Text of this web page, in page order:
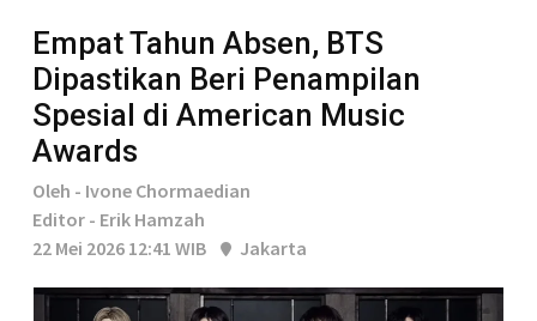
Empat Tahun Absen, BTS
Dipastikan Beri Penampilan
Spesial di American Music
Awards
Oleh - Ivone Chormaedian
Editor - Erik Hamzah
22 Mei 2026 12:41 WIB
Jakarta